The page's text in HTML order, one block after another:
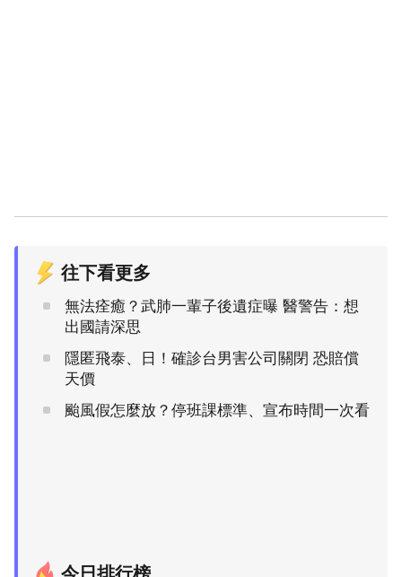
往下看更多
無法痊癒？武肺一輩子後遺症曝 醫警告：想
出國請深思
隱匿飛泰、日！確診台男害公司關閉 恐賠償
天價
颱風假怎麼放？停班課標準、宣布時間一次看